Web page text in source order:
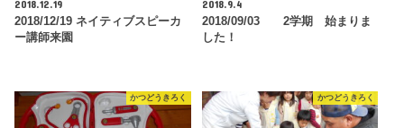
2018.12.19
2018/12/19 ネイティブスピーカ
ー講師来園
2018.9.4
2018/09/03 2学期 始まりま
した！
かつどうきろく かつどうきろく